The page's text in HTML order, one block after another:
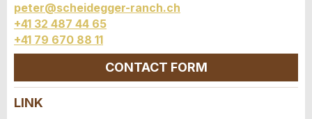
* Entry required
RECOMMEND THE AD
peter@scheidegger-ranch.ch
+41 32 487 44 65
+41 79 670 88 11
CONTACT FORM
LINK